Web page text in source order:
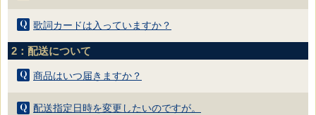
歌詞カードは入っていますか？
2：配送について
商品はいつ届きますか？
配送指定日時を変更したいのですが。